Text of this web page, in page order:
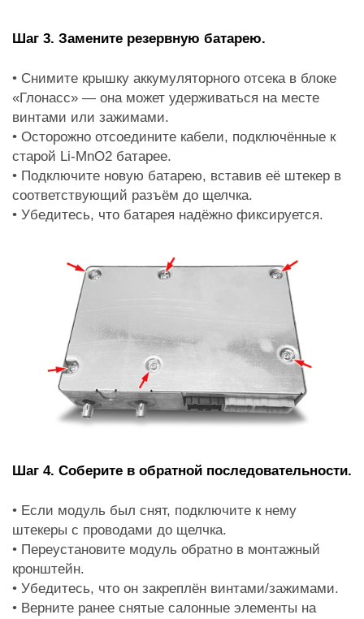
Шаг 3. Замените резервную батарею.
• Снимите крышку аккумуляторного отсека в блоке
«Глонасс» — она может удерживаться на месте
винтами или зажимами.
• Осторожно отсоедините кабели, подключённые к
старой Li-MnO2 батарее.
• Подключите новую батарею, вставив её штекер в
соответствующий разъём до щелчка.
• Убедитесь, что батарея надёжно фиксируется.
Шаг 4. Соберите в обратной последовательности.
• Если модуль был снят, подключите к нему
штекеры с проводами до щелчка.
• Переустановите модуль обратно в монтажный
кронштейн.
• Убедитесь, что он закреплён винтами/зажимами.
• Верните ранее снятые салонные элементы на